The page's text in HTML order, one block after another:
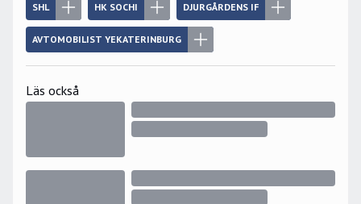
SHL HK SOCHI DJURGÅRDENS IF
AVTOMOBILIST YEKATERINBURG
Läs också